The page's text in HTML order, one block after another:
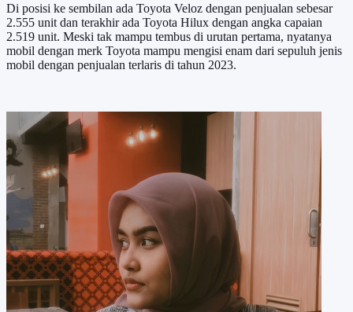
Di posisi ke sembilan ada Toyota Veloz dengan penjualan sebesar
2.555 unit dan terakhir ada Toyota Hilux dengan angka capaian
2.519 unit. Meski tak mampu tembus di urutan pertama, nyatanya
mobil dengan merk Toyota mampu mengisi enam dari sepuluh jenis
mobil dengan penjualan terlaris di tahun 2023.